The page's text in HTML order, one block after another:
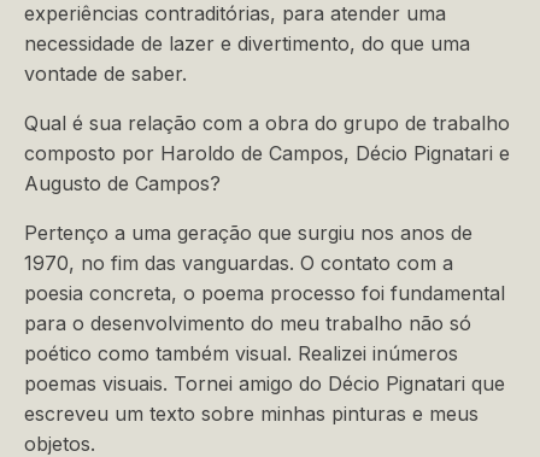
experiências contraditórias, para atender uma
necessidade de lazer e divertimento, do que uma
vontade de saber.
Qual é sua relação com a obra do grupo de trabalho
composto por Haroldo de Campos, Décio Pignatari e
Augusto de Campos?
Pertenço a uma geração que surgiu nos anos de
1970, no fim das vanguardas. O contato com a
poesia concreta, o poema processo foi fundamental
para o desenvolvimento do meu trabalho não só
poético como também visual. Realizei inúmeros
poemas visuais. Tornei amigo do Décio Pignatari que
escreveu um texto sobre minhas pinturas e meus
objetos.